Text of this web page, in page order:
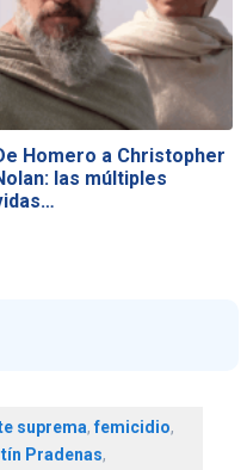
Homero a Christopher
las múltiples
suprema,femicidio,
Pradenas,